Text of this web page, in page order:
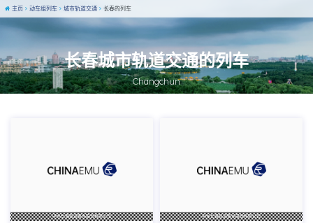
长春城市轨道交通的列车
Changchun
主页 动车组列车 城市轨道交通 长春的列车
中车长春轨道客车股份有限公司 中车长春轨道客车股份有限公司